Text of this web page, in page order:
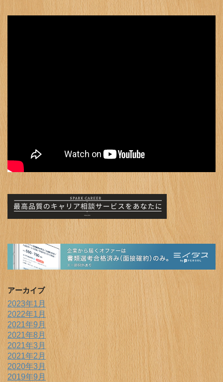
アーカイブ
2023年1月
2022年1月
2021年9月
2021年8月
2021年3月
2021年2月
2020年3月
2019年9月